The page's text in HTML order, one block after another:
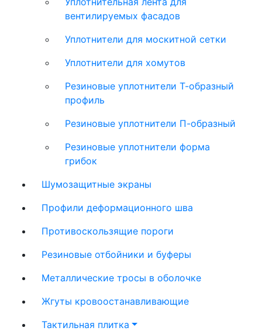
вентилируемых фасадов
Уплотнители для москитной сетки
Уплотнители для хомутов
Резиновые уплотнители Т-образный
профиль
Резиновые уплотнители П-образный
Резиновые уплотнители форма
грибок
Шумозащитные экраны
Профили деформационного шва
Противоскользящие пороги
Резиновые отбойники и буферы
Металлические тросы в оболочке
Жгуты кровоостанавливающие
Тактильная плитка